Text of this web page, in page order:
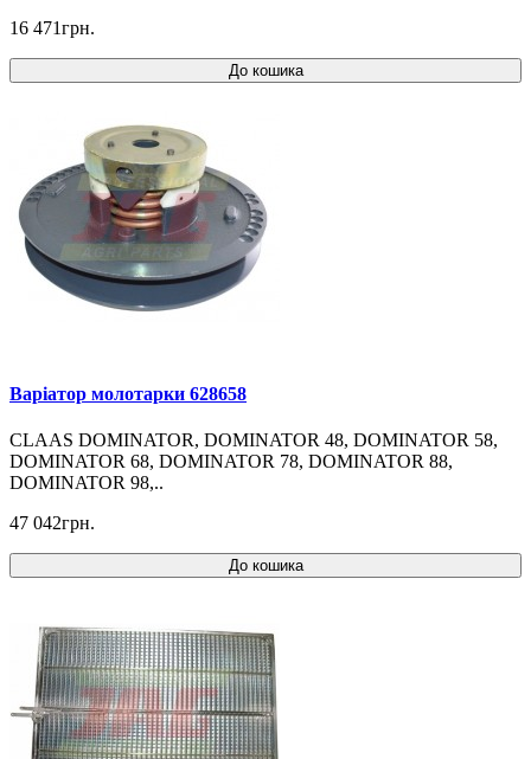
16 471грн.
До кошика
Варіатор молотарки 628658
CLAAS DOMINATOR, DOMINATOR 48, DOMINATOR 58,
DOMINATOR 68, DOMINATOR 78, DOMINATOR 88,
DOMINATOR 98,..
47 042грн.
До кошика